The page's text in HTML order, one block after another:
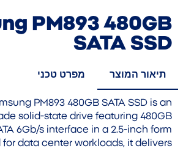
PM893 480GB
SATA SSD
תיאור המוצר מפרט טכני
PM893 480GB SATA SSD is an
solid-state drive featuring 480GB
6Gb/s interface in a 2.5-inch form
for data center workloads, it delivers